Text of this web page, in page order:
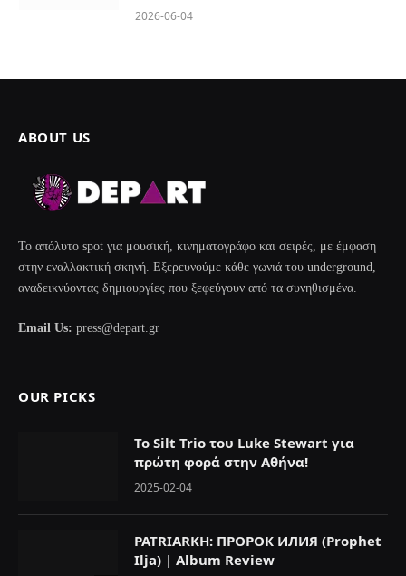
2026-06-04
ABOUT US
Το απόλυτο spot για μουσική, κινηματογράφο και σειρές, με έμφαση
στην εναλλακτική σκηνή. Εξερευνούμε κάθε γωνιά του underground,
αναδεικνύοντας δημιουργίες που ξεφεύγουν από τα συνηθισμένα.
Email Us: press@depart.gr
OUR PICKS
Το Silt Trio του Luke Stewart για
πρώτη φορά στην Αθήνα!
2025-02-04
PATRIARKH: ПРОРОК ИЛИЯ (Prophet
Ilja) | Album Review